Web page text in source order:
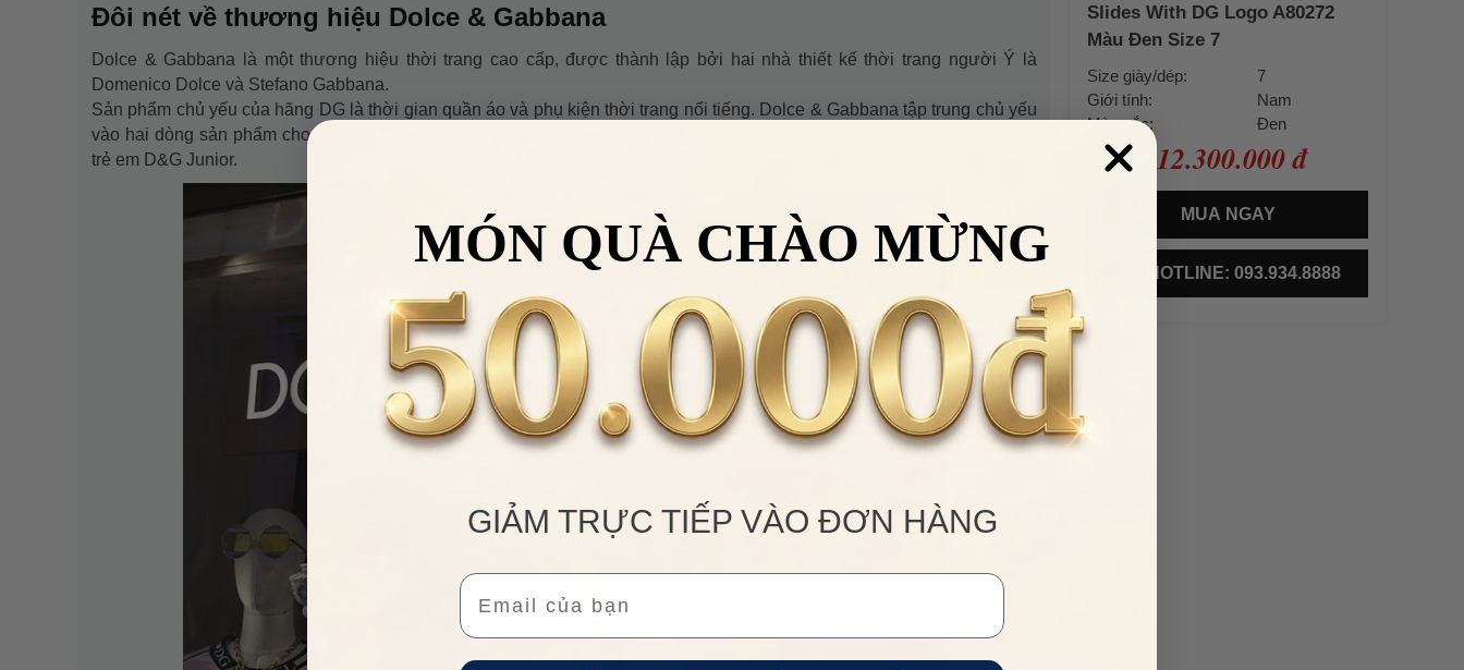
Đôi nét về thương hiệu Dolce & Gabbana
Dolce & Gabbana là một thương hiệu thời trang cao cấp, được thành lập bởi hai nhà thiết kế thời trang người Ý là
Domenico Dolce và Stefano Gabbana.
Sản phẩm chủ yếu của hãng DG là thời gian quần áo và phụ kiện thời trang nổi tiếng. Dolce & Gabbana tập trung chủ yếu
vào hai dòng sản phẩm cho lứa tuổi trưởng thành: D&G and Dolce&Gabbana, ngoài ra còn có dòng sản phẩm dành cho
trẻ em D&G Junior.
Slides With DG Logo A80272
Màu Đen Size 7
Size giày/dép:
7
Giới tính:
Nam
Màu sắc:
Đen
Giá bán: 12.300.000 đ
MUA NGAY
HOTLINE: 093.934.8888
MÓN QUÀ CHÀO MỪNG
GIẢM TRỰC TIẾP VÀO ĐƠN HÀNG
Email